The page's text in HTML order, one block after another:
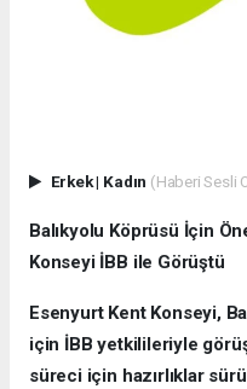
Erkek| Kadın (Haberi Sesli
Balıkyolu Köprüsü İçin
Konseyi İBB ile Görüştü
Esenyurt Kent Konseyi,
için İBB yetkilileriyle
süreci için hazırlıklar